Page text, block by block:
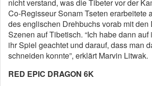
nicht verstand, was die Tibeter vor der
Co-Regisseur Sonam Tseten erarbeitete
des englischen Drehbuchs vorab mit den
Szenen auf Tibetisch. “Ich habe dann auf
ihr Spiel geachtet und darauf, dass man
schneiden konnte”, erklärt Marvin Litwak.
RED EPIC DRAGON 6K